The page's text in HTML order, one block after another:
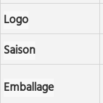
Logo
Saison
Emballage